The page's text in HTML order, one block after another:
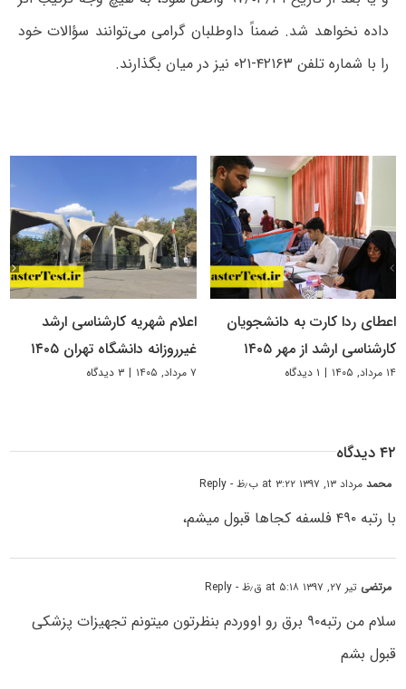
داده نخواهد شد. ضمناً داوطلبان گرامی می‌توانند سؤالات خود
را با شماره تلفن‌ ۴۲۱۶۳-۰۲۱ نیز در میان ‌بگذارند.
اعطای ردا کارت به دانشجویان
کارشناسی ارشد از مهر ۱۴۰۵
۱۴ مرداد, ۱۴۰۵ | ۱ دیدگاه
اعلام شهریه کارشناسی ارشد
غیرروزانه دانشگاه تهران ۱۴۰۵
۷ مرداد, ۱۴۰۵ | ۳ دیدگاه
۴۲ دیدگاه
محمدمرداد ۱۳, ۱۳۹۷ at ۳:۲۲ ب٫ظ - Reply
با رتبه ۴۹۰ فلسفه کجاها قبول میشم،
مرتضی تیر ۲۷, ۱۳۹۷ at ۵:۱۸ ق٫ظ - Reply
سلام من رتبه۹۰ برق رو اووردم بنظرتون میتونم تجهیزات پزشکی
قبول بشم